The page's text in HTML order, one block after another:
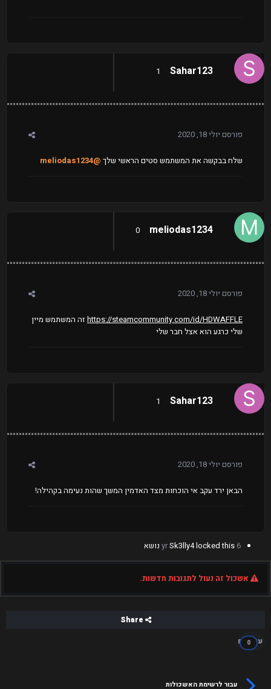
Sahar123
1
פורסם יולי 18, 2020
שלח בבקשה את המשתמש סטים הראשי שלך @meliodas1234
meliodas1234
0
פורסם יולי 18, 2020
https://steamcommunity.com/id/HDWAFFLEזה המשתמש מיין
שלי כרגע הוא אצל חבר שלי
Sahar123
1
פורסם יולי 18, 2020
הבאן ירד עקב אי הוכחות מצד האדמין המשך שהות נעימה בקהילה!
6 yr
Sk3lly4locked this נושא
אשכול זה נעול לתגובות חדשות.
עוקבים
0
עבור לרשימת האשכולות